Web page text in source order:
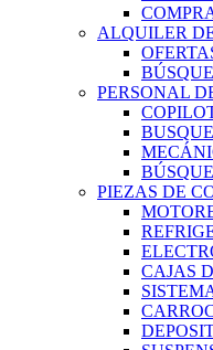
ALQUILER
PERSONAL
PIEZAS DE
CAJAS